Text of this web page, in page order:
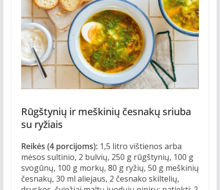
Rūgštynių ir meškinių česnakų sriuba
su ryžiais
Reikės (4 porcijoms):1,5 litro vištienos arba
mėsos sultinio, 2 bulvių, 250 g rūgštynių, 100 g
svogūnų, 100 g morkų, 80 g ryžių, 50 g meškinių
česnakų, 30 ml aliejaus, 2 česnako skiltelių,